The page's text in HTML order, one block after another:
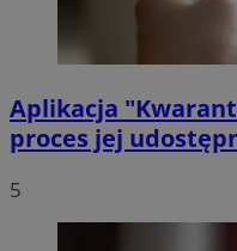
Aplikacja
proces jej
5